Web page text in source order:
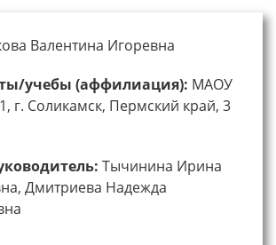
Валентина Игоревна
учебы (аффилиация): МАОУ
г. Соликамск, Пермский край, 3
Тычинина Ирина
Дмитриева Надежда